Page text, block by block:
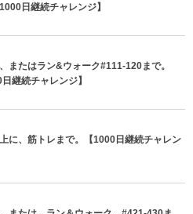
日継続チャレンジ】
またはラン&ウォーク#111-120まで。
日継続チャレンジ】
に、筋トレまで。【1000日継続チャレン